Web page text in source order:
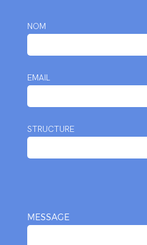
NOM
EMAIL
STRUCTURE
MESSAGE